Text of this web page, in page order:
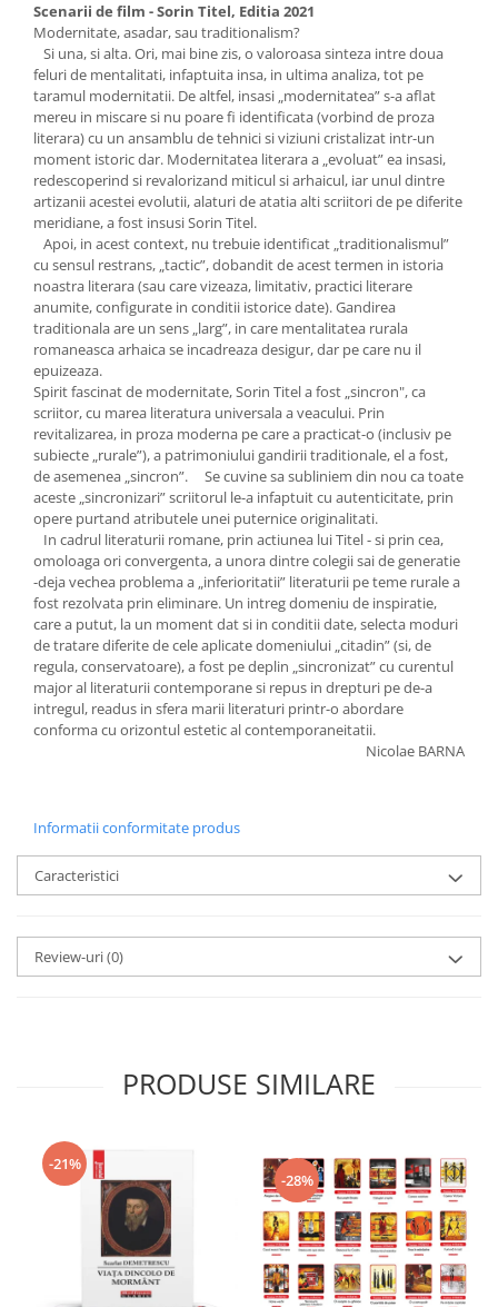
Scenarii de film - Sorin Titel, Editia 2021
Modernitate, asadar, sau traditionalism?
Si una, si alta. Ori, mai bine zis, o valoroasa sinteza intre doua
feluri de mentalitati, infaptuita insa, in ultima analiza, tot pe
taramul modernitatii. De altfel, insasi „modernitatea” s-a aflat
mereu in miscare si nu poare fi identificata (vorbind de proza
literara) cu un ansamblu de tehnici si viziuni cristalizat intr-un
moment istoric dar. Modernitatea literara a „evoluat” ea insasi,
redescoperind si revalorizand miticul si arhaicul, iar unul dintre
artizanii acestei evolutii, alaturi de atatia alti scriitori de pe diferite
meridiane, a fost insusi Sorin Titel.
Apoi, in acest context, nu trebuie identificat „traditionalismul”
cu sensul restrans, „tactic”, dobandit de acest termen in istoria
noastra literara (sau care vizeaza, limitativ, practici literare
anumite, configurate in conditii istorice date). Gandirea
traditionala are un sens „larg”, in care mentalitatea rurala
romaneasca arhaica se incadreaza desigur, dar pe care nu il
epuizeaza.
Spirit fascinat de modernitate, Sorin Titel a fost „sincron", ca
scriitor, cu marea literatura universala a veacului. Prin
revitalizarea, in proza moderna pe care a practicat-o (inclusiv pe
subiecte „rurale”), a patrimoniului gandirii traditionale, el a fost,
de asemenea „sincron”. Se cuvine sa subliniem din nou ca toate
aceste „sincronizari” scriitorul le-a infaptuit cu autenticitate, prin
opere purtand atributele unei puternice originalitati.
In cadrul literaturii romane, prin actiunea lui Titel - si prin cea,
omoloaga ori convergenta, a unora dintre colegii sai de generatie
-deja vechea problema a „inferioritatii” literaturii pe teme rurale a
fost rezolvata prin eliminare. Un intreg domeniu de inspiratie,
care a putut, la un moment dat si in conditii date, selecta moduri
de tratare diferite de cele aplicate domeniului „citadin” (si, de
regula, conservatoare), a fost pe deplin „sincronizat” cu curentul
major al literaturii contemporane si repus in drepturi pe de-a
intregul, readus in sfera marii literaturi printr-o abordare
conforma cu orizontul estetic al contemporaneitatii.
Nicolae BARNA
Informatii conformitate produs
Caracteristici
Review-uri(0)
PRODUSE SIMILARE
-21%
-28%